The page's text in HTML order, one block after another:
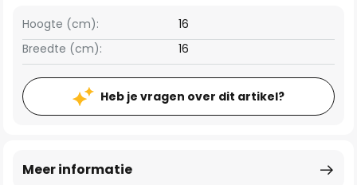
Breedte (cm): 16
Hoogte (cm): 16
Heb je vragen over dit artikel?
Meer informatie